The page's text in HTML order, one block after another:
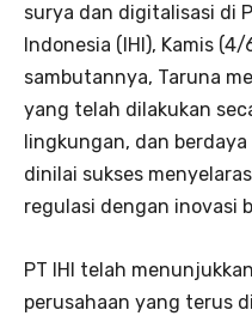
surya dan digitalisasi di
Indonesia (IHI), Kamis
sambutannya, Taruna
yang telah dilakukan
lingkungan, dan
dinilai sukses
regulasi dengan inovasi
PT IHI telah
perusahaan yang terus